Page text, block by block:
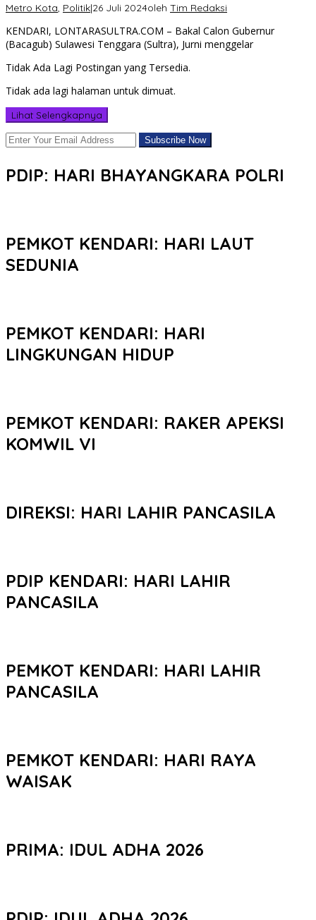
Metro Kota, Politik|26 Juli 2024oleh Tim Redaksi
KENDARI, LONTARASULTRA.COM – Bakal Calon Gubernur
(Bacagub) Sulawesi Tenggara (Sultra), Jurni menggelar
Tidak Ada Lagi Postingan yang Tersedia.
Tidak ada lagi halaman untuk dimuat.
Lihat Selengkapnya
PDIP: HARI BHAYANGKARA POLRI
PEMKOT KENDARI: HARI LAUT
SEDUNIA
PEMKOT KENDARI: HARI
LINGKUNGAN HIDUP
PEMKOT KENDARI: RAKER APEKSI
KOMWIL VI
DIREKSI: HARI LAHIR PANCASILA
PDIP KENDARI: HARI LAHIR
PANCASILA
PEMKOT KENDARI: HARI LAHIR
PANCASILA
PEMKOT KENDARI: HARI RAYA
WAISAK
PRIMA: IDUL ADHA 2026